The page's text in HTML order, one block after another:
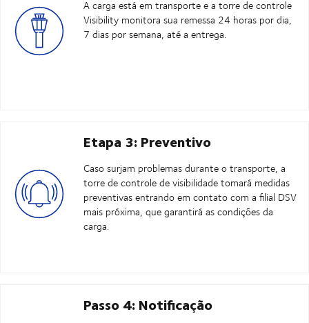
A carga está em transporte e a torre de controle
Visibility monitora sua remessa 24 horas por dia,
7 dias por semana, até a entrega.
Etapa 3: Preventivo
Caso surjam problemas durante o transporte, a
torre de controle de visibilidade tomará medidas
preventivas entrando em contato com a filial DSV
mais próxima, que garantirá as condições da
carga.
Passo 4: Notificação